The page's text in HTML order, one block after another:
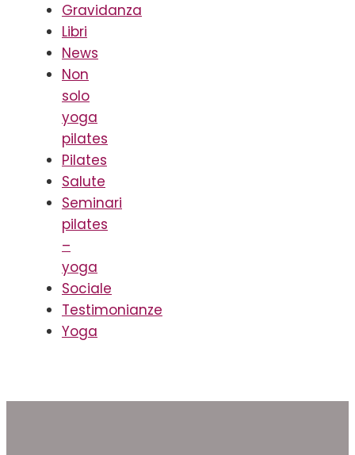
Gravidanza
Libri
News
Non
solo
yoga
pilates
Pilates
Salute
Seminari
pilates
–
yoga
Sociale
Testimonianze
Yoga